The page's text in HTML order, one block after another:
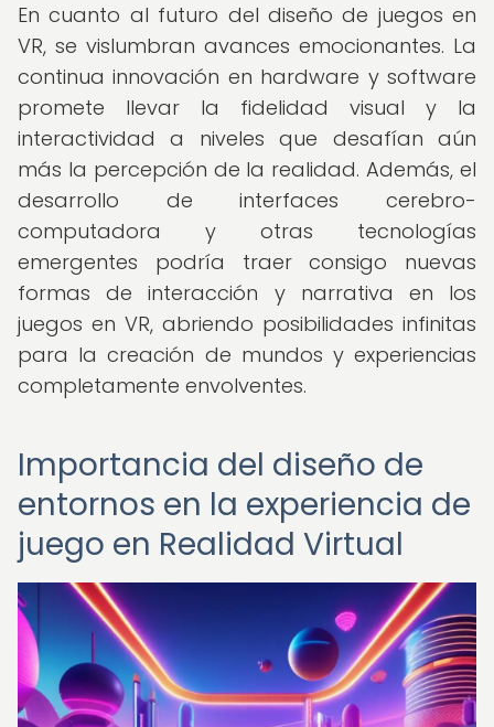
En cuanto al futuro del diseño de juegos en
VR, se vislumbran avances emocionantes. La
continua innovación en hardware y software
promete llevar la fidelidad visual y la
interactividad a niveles que desafían aún
más la percepción de la realidad. Además, el
desarrollo de interfaces cerebro-
computadora y otras tecnologías
emergentes podría traer consigo nuevas
formas de interacción y narrativa en los
juegos en VR, abriendo posibilidades infinitas
para la creación de mundos y experiencias
completamente envolventes.
Importancia del diseño de
entornos en la experiencia de
juego en Realidad Virtual